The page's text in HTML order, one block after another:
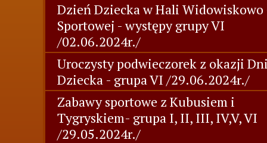
Dzień Dziecka w Hali Widowiskowo
Sportowej - występy grupy VI
/02.06.2024r./
Uroczysty podwieczorek z okazji
Dziecka - grupa VI /29.06.2024r./
Zabawy sportowe z Kubusiem i
Tygryskiem- grupa I, II, III, IV,V, VI
/29.05.2024r./